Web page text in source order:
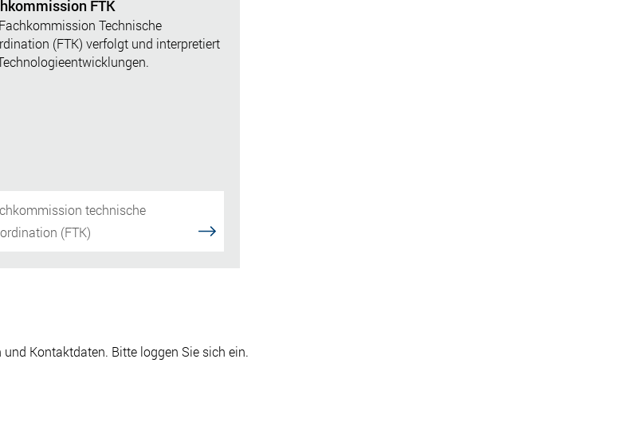
FTK
Technische
(FTK) verfolgt und interpretiert
technische
(FTK)
Kontaktdaten. Bitte loggen Sie sich ein.